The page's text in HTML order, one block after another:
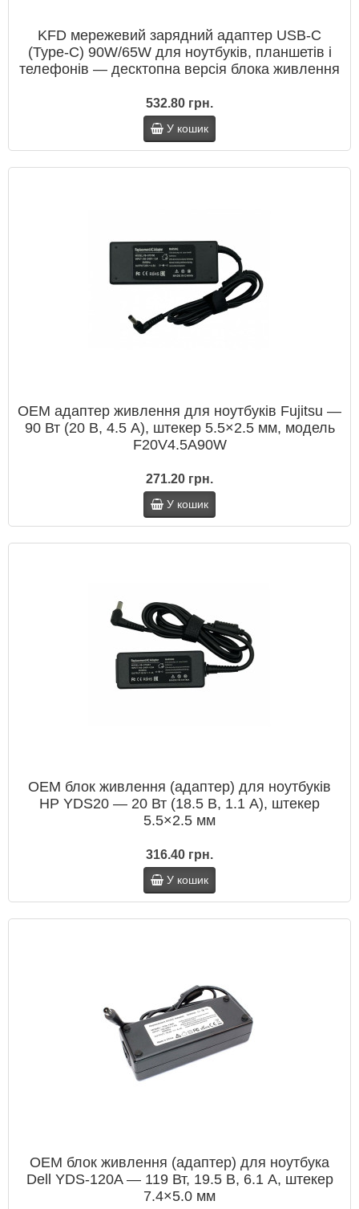
KFD мережевий зарядний адаптер USB‑C
(Type‑C) 90W/65W для ноутбуків, планшетів і
телефонів — десктопна версія блока живлення
532.80 грн.
У кошик
OEM адаптер живлення для ноутбуків Fujitsu —
90 Вт (20 В, 4.5 А), штекер 5.5×2.5 мм, модель
F20V4.5A90W
271.20 грн.
У кошик
OEM блок живлення (адаптер) для ноутбуків
HP YDS20 — 20 Вт (18.5 В, 1.1 А), штекер
5.5×2.5 мм
316.40 грн.
У кошик
OEM блок живлення (адаптер) для ноутбука
Dell YDS-120A — 119 Вт, 19.5 В, 6.1 А, штекер
7.4×5.0 мм